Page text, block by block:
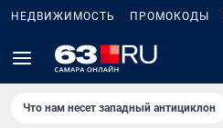
НЕДВИЖИМОСТЬ ПРОМОКОДЫ
Что нам несет западный антициклон